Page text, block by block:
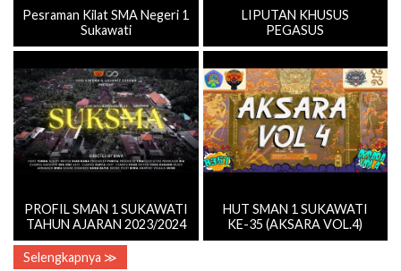
Pesraman Kilat SMA Negeri 1
Sukawati
LIPUTAN KHUSUS
PEGASUS
PROFIL SMAN 1 SUKAWATI
TAHUN AJARAN 2023/2024
HUT SMAN 1 SUKAWATI
KE-35 (AKSARA VOL.4)
Selengkapnya ≫